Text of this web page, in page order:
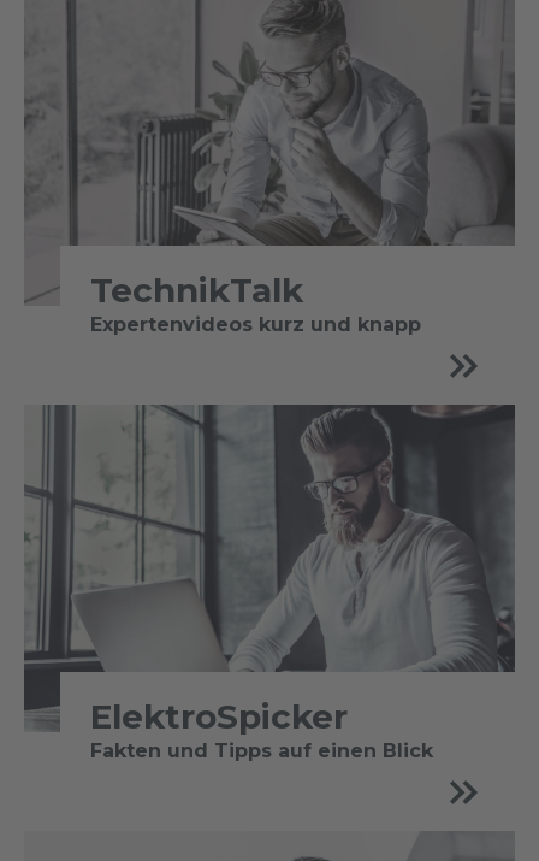
TechnikTalk
Expertenvideos kurz und knapp
ElektroSpicker
Fakten und Tipps auf einen Blick